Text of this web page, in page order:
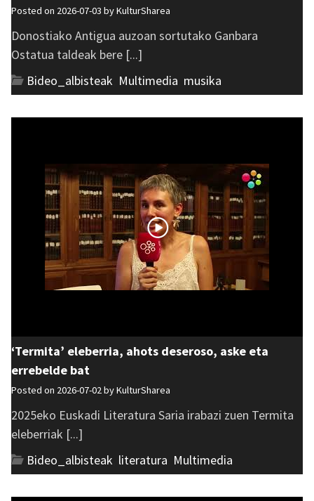
Posted on 2026-07-03 byKulturSharea
Donostiako Antigua auzoan sortutako Ganbara
Ostatua taldeak bere [...]
Bideo_albisteak Multimedia musika
‘Termita’ eleberria, ahots deseroso, aske eta
errebelde bat
Posted on 2026-07-02 byKulturSharea
2025eko Euskadi Literatura Saria irabazi zuen Termita
eleberriak [...]
Bideo_albisteak literatura Multimedia